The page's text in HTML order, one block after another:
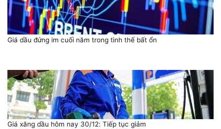
Giá dầu đứng im cuối năm trong tình thế bất ổn
Giá xăng dầu hôm nay 30/12: Tiếp tục giảm